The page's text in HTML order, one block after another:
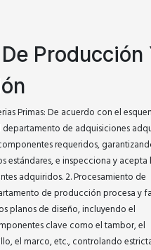
Producción
Primas: De acuerdo con el
de adquisiciones
requeridos,
estándares, e inspecciona y acepta
adquiridos. 2. Procesamiento de
de producción procesa y
planos de diseño, incluyendo el
clave como el tambor, el
el marco, etc., controlando